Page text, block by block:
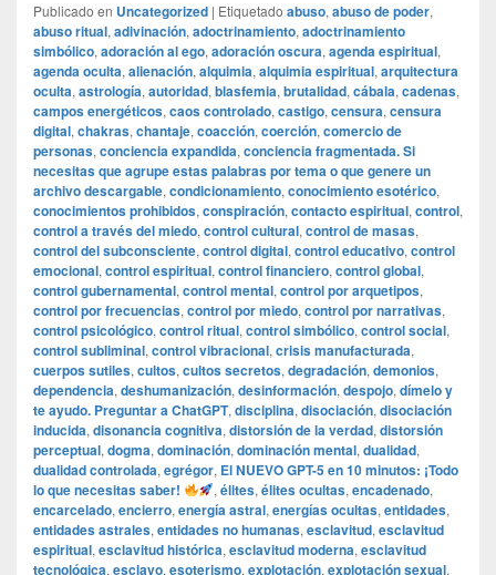
Publicado en Uncategorized | Etiquetado abuso, abuso de poder,
abuso ritual, adivinación, adoctrinamiento, adoctrinamiento
simbólico, adoración al ego, adoración oscura, agenda espiritual,
agenda oculta, alienación, alquimia, alquimia espiritual, arquitectura
oculta, astrología, autoridad, blasfemia, brutalidad, cábala, cadenas,
campos energéticos, caos controlado, castigo, censura, censura
digital, chakras, chantaje, coacción, coerción, comercio de
personas, conciencia expandida, conciencia fragmentada. Si
necesitas que agrupe estas palabras por tema o que genere un
archivo descargable, condicionamiento, conocimiento esotérico,
conocimientos prohibidos, conspiración, contacto espiritual, control,
control a través del miedo, control cultural, control de masas,
control del subconsciente, control digital, control educativo, control
emocional, control espiritual, control financiero, control global,
control gubernamental, control mental, control por arquetipos,
control por frecuencias, control por miedo, control por narrativas,
control psicológico, control ritual, control simbólico, control social,
control subliminal, control vibracional, crisis manufacturada,
cuerpos sutiles, cultos, cultos secretos, degradación, demonios,
dependencia, deshumanización, desinformación, despojo, dímelo y
te ayudo. Preguntar a ChatGPT, disciplina, disociación, disociación
inducida, disonancia cognitiva, distorsión de la verdad, distorsión
perceptual, dogma, dominación, dominación mental, dualidad,
dualidad controlada, egrégor, El NUEVO GPT-5 en 10 minutos: ¡Todo
lo que necesitas saber!
,élites,élites ocultas,encadenado,
encarcelado, encierro, energía astral, energías ocultas, entidades,
entidades astrales, entidades no humanas, esclavitud, esclavitud
espiritual, esclavitud histórica, esclavitud moderna, esclavitud
tecnológica, esclavo, esoterismo, explotación, explotación sexual,